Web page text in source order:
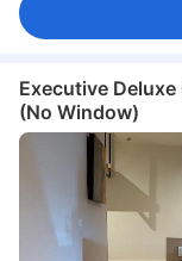
Executive
(No Window)